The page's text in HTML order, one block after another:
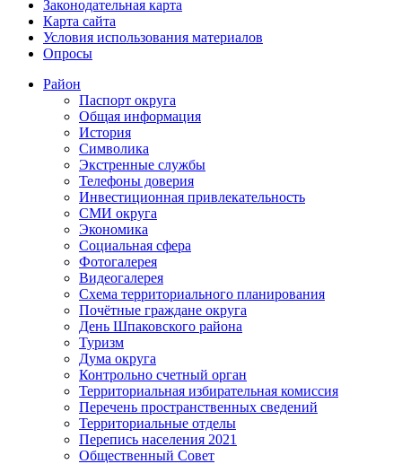
Законодательная карта
Карта сайта
Условия использования материалов
Опросы
Район
Паспорт округа
Общая информация
История
Символика
Экстренные службы
Телефоны доверия
Инвестиционная привлекательность
СМИ округа
Экономика
Социальная сфера
Фотогалерея
Видеогалерея
Схема территориального планирования
Почётные граждане округа
День Шпаковского района
Туризм
Дума округа
Контрольно счетный орган
Территориальная избирательная комиссия
Перечень пространственных сведений
Территориальные отделы
Перепись населения 2021
Общественный Совет